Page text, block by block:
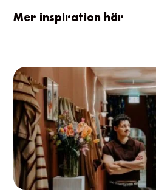
Mer inspiration här